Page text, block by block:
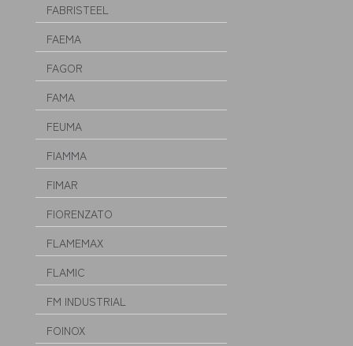
FABRISTEEL
FAEMA
FAGOR
FAMA
FEUMA
FIAMMA
FIMAR
FIORENZATO
FLAMEMAX
FLAMIC
FM INDUSTRIAL
FOINOX